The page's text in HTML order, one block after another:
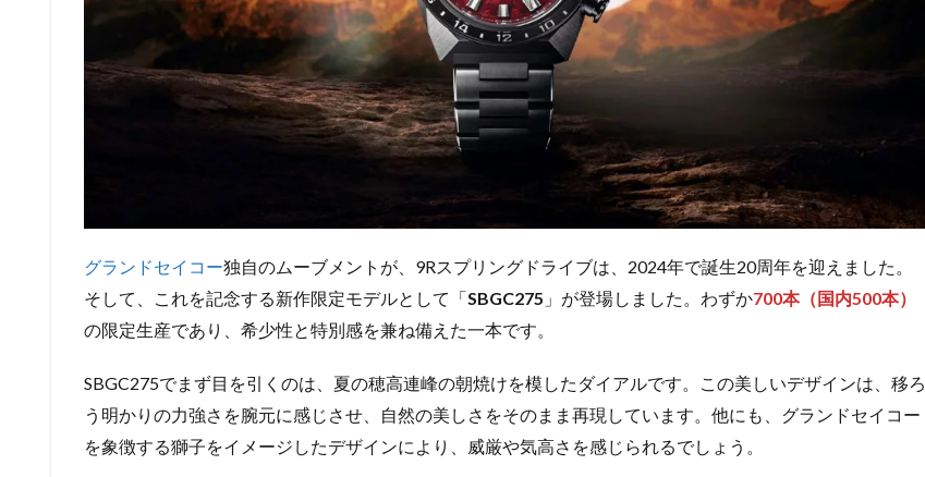
グランドセイコー独自のムーブメントが、9Rスプリングドライブは、2024年で誕生20周年を迎えました。
そして、これを記念する新作限定モデルとして「SBGC275 」が登場しました。わずか700本（国内500本）
の限定生産であり、希少性と特別感を兼ね備えた一本です。
SBGC275でまず目を引くのは、夏の穂高連峰の朝焼けを模したダイアルです。この美しいデザインは、移ろ
う明かりの力強さを腕元に感じさせ、自然の美しさをそのまま再現しています。他にも、グランドセイコー
を象徴する獅子をイメージしたデザインにより、威厳や気高さを感じられるでしょう。